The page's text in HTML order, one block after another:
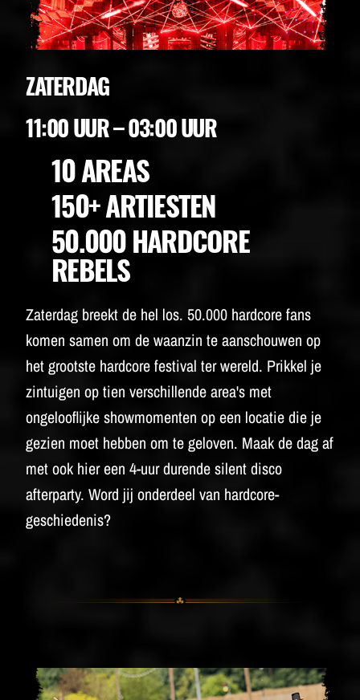
ZATERDAG
11:00 UUR – 03:00 UUR
10 AREAS
150+ ARTIESTEN
50.000 HARDCORE
REBELS
Zaterdag breekt de hel los. 50.000 hardcore fans
komen samen om de waanzin te aanschouwen op
het grootste hardcore festival ter wereld. Prikkel je
zintuigen op tien verschillende area's met
ongelooflijke showmomenten op een locatie die je
gezien moet hebben om te geloven. Maak de dag af
met ook hier een 4-uur durende silent disco
afterparty. Word jij onderdeel van hardcore-
geschiedenis?